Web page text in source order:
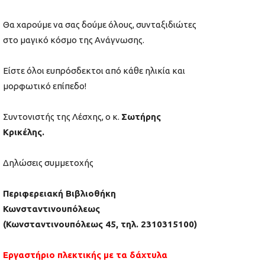
Θα χαρούμε να σας δούμε όλους, συνταξιδιώτες
στο μαγικό κόσμο της Ανάγνωσης.
Είστε όλοι ευπρόσδεκτοι από κάθε ηλικία και
μορφωτικό επίπεδο!
Συντονιστής της Λέσχης, ο κ. Σωτήρης
Κρικέλης.
Δηλώσεις συμμετοχής
Περιφερειακή Βιβλιοθήκη
Κωνσταντινουπόλεως
(Κωνσταντινουπόλεως 45, τηλ. 2310315100)
Εργαστήριο πλεκτικής με τα δάχτυλα